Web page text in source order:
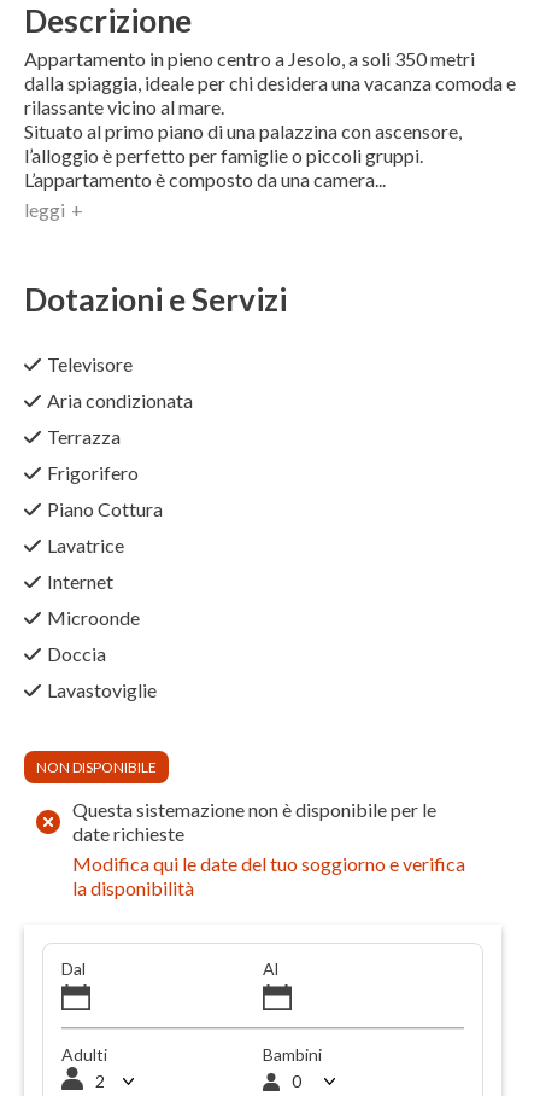
Descrizione
Appartamento in pieno centro a Jesolo, a soli 350 metri
dalla spiaggia, ideale per chi desidera una vacanza comoda e
rilassante vicino al mare.
Situato al primo piano di una palazzina con ascensore,
l’alloggio è perfetto per famiglie o piccoli gruppi.
L’appartamento è composto da una camera...
leggi
Dotazioni e Servizi
Televisore
Aria condizionata
Terrazza
Frigorifero
Piano Cottura
Lavatrice
Internet
Microonde
Doccia
Lavastoviglie
NON DISPONIBILE
Questa sistemazione non è disponibile per le
date richieste
Modifica qui le date del tuo soggiorno e verifica
la disponibilità
Dal Al
Adulti Bambini